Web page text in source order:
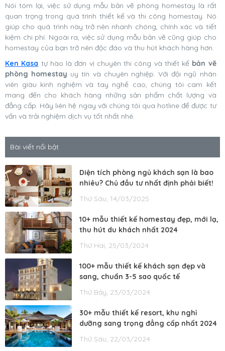
Nói tóm lại, việc sử dụng mẫu bản vẽ phòng homestay là rất
quan trọng trong quá trình thiết kế và thi công homestay. Nó
giúp cho quá trình này trở nên nhanh chóng, chính xác và tiết
kiệm chi phí. Ngoài ra, việc sử dụng mẫu bản vẽ cũng giúp cho
homestay của bạn trở nên độc đáo và thu hút khách hàng hơn.
Ken Kasa tự hào là đơn vị chuyên thi công và thiết kế bản vẽ
phòng homestay uy tín và chuyên nghiệp. Với đội ngũ nhân
viên giàu kinh nghiệm và tay nghề cao, chúng tôi cam kết
mang đến cho khách hàng những sản phẩm chất lượng và
đẳng cấp. Hãy liên hệ ngay với chúng tôi qua hotline để được tư
vấn và trải nghiệm dịch vụ tốt nhất nhé.
Bài viết nổi bật
Diện tích phòng ngủ khách sạn là bao
nhiêu? Chủ đầu tư nhất định phải biết!
Thứ Sáu, 14/03/2025
10+ mẫu thiết kế homestay đẹp, mới lạ,
thu hút du khách nhất 2024
Thứ Hai, 25/03/2024
100+ mẫu thiết kế khách sạn đẹp và
sang, chuẩn 3-5 sao quốc tế
Thứ Bảy, 23/03/2024
30+ mẫu thiết kế resort, khu nghỉ
dưỡng sang trọng đẳng cấp nhất 2024
Thứ Sáu, 22/03/2024